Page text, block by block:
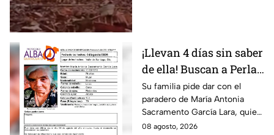
¡Llevan 4 días sin saber
de ella! Buscan a Perla
Alejandra Martín del
Campo Medina,
desaparecida en
Su familia pide dar con el
paradero de María Antonia
Sacramento García Lara, quien
fue vista por última vez el 4 de
08 agosto, 2026